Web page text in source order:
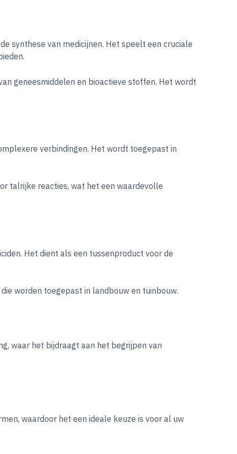
synthese van medicijnen. Het speelt een cruciale
geneesmiddelen en bioactieve stoffen. Het wordt
verbindingen. Het wordt toegepast in
talrijke reacties, wat het een waardevolle
Het dient als een tussenproduct voor de
worden toegepast in landbouw en tuinbouw.
waar het bijdraagt aan het begrijpen van
waardoor het een ideale keuze is voor al uw